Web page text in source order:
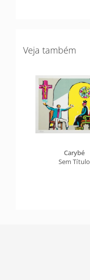
Veja também
Carybé
Sem Título